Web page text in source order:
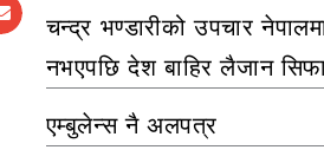
चन्द्र भण्डारीको उपचार
नभएपछि देश बाहिर लैजान
एम्बुलेन्स नै अलपत्र